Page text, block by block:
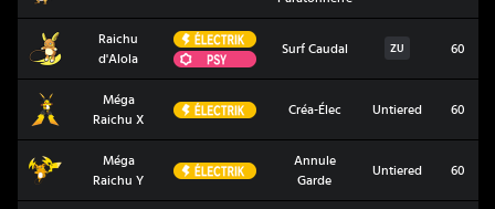
Raichu d'Alola
Raichu
d'Alola
Électrik
Psy
Surf Caudal ZU 60
Méga Raichu X
Méga
Raichu X
ÉlectrikCréa-Élec Untiered 60
Méga Raichu Y
Méga
Raichu Y
Électrik
Annule
Garde
Untiered 60